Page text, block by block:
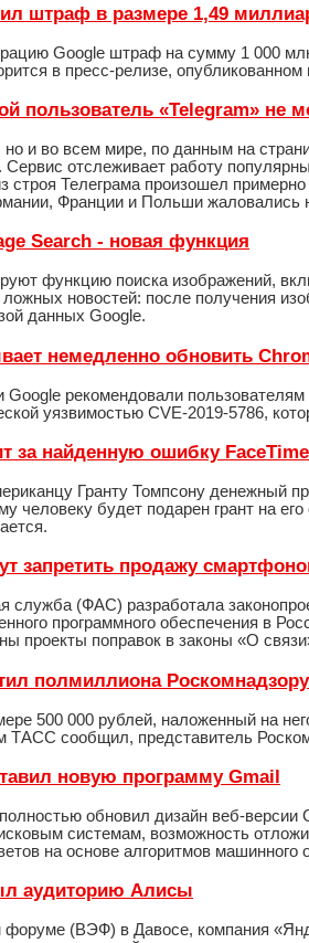
штраф в размере 1,49
Google штраф на сумму 1 000
в пресс-релизе, опубликованном
пользователь «Telegram» не
но и во всем мире, по данным на
Сервис отслеживает работу
строя Телеграма произошел
Франции и Польши
Search - новая функция
функцию поиска изображений,
новостей: после получения
данных Google.
немедленно обновить
рекомендовали
уязвимостью CVE-2019-5786,
за найденную ошибку
Гранту Томпсону денежный
человеку будет подарен грант на
запретить продажу
служба (ФАС) разработала
программного обеспечения в
проекты поправок в законы «О
полмиллиона Роскомнадзору
500 000 рублей, наложенный на
ТАСС сообщил, представитель
новую программу Gmail
обновил дизайн веб-
системам, возможность
на основе алгоритмов машинного
аудиторию Алисы
(ВЭФ) в Давосе, компания